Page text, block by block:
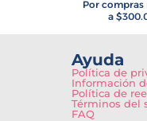
Por compras
a
Ayuda
Política de
Información
Política de
Términos del
FAQ